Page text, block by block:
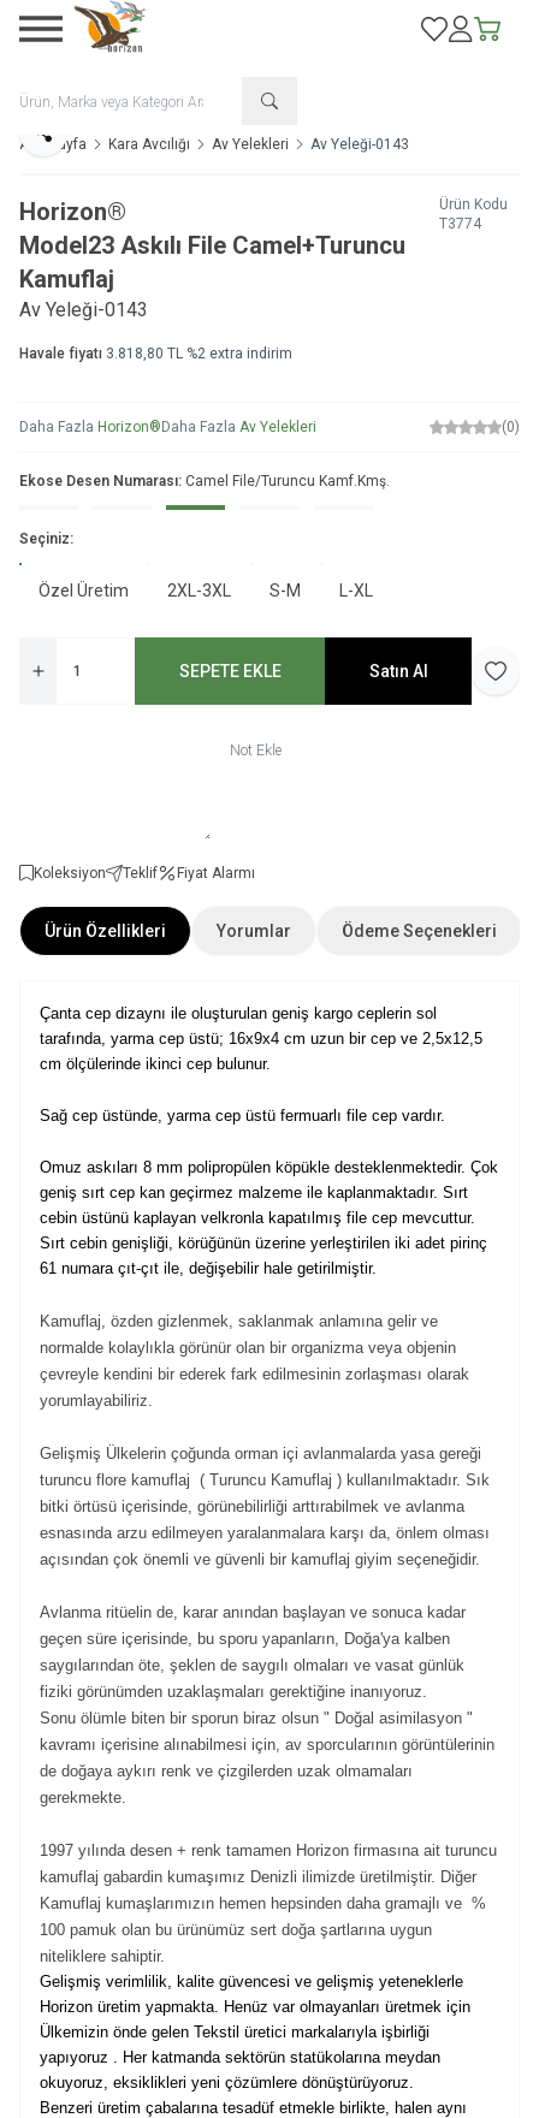
Favorilerim
Hesabım
Sepetim
Ana Sayfa Kara Avcılığı Av Yelekleri Av Yeleği-0143
Paylaş
Horizon®
Model23 Askılı File Camel+Turuncu
Kamuflaj
Av Yeleği-0143
Ürün Kodu
T3774
Havale fiyatı 3.818,80 TL %2 extra indirim
Daha Fazla Horizon® Daha Fazla Av Yelekleri (0)
Ekose Desen Numarası: Camel File/Turuncu Kamf.Kmş.
Seçiniz:
Özel Üretim 2XL-3XL S-M L-XL
SEPETE EKLE Satın Al
Not Ekle
Koleksiyon Teklif Fiyat Alarmı
Ürün Özellikleri Yorumlar Ödeme Seçenekleri
Çanta cep dizaynı ile oluşturulan geniş kargo ceplerin sol
tarafında, yarma cep üstü; 16x9x4 cm uzun bir cep ve 2,5x12,5
cm ölçülerinde ikinci cep bulunur.
Sağ cep üstünde, yarma cep üstü fermuarlı file cep vardır.
Omuz askıları 8 mm polipropülen köpükle desteklenmektedir. Çok
geniş sırt cep kan geçirmez malzeme ile kaplanmaktadır. Sırt
cebin üstünü kaplayan velkronla kapatılmış file cep mevcuttur.
Sırt cebin genişliği, körüğünün üzerine yerleştirilen iki adet pirinç
61 numara çıt-çıt ile, değişebilir hale getirilmiştir.
Kamuflaj, özden gizlenmek, saklanmak anlamına gelir ve
normalde kolaylıkla görünür olan bir organizma veya objenin
çevreyle kendini bir ederek fark edilmesinin zorlaşması olarak
yorumlayabiliriz.
Gelişmiş Ülkelerin çoğunda orman içi avlanmalarda yasa gereği
turuncu flore kamuflaj ( Turuncu Kamuflaj ) kullanılmaktadır. Sık
bitki örtüsü içerisinde, görünebilirliği arttırabilmek ve avlanma
esnasında arzu edilmeyen yaralanmalara karşı da, önlem olması
açısından çok önemli ve güvenli bir kamuflaj giyim seçeneğidir.
Avlanma ritüelin de, karar anından başlayan ve sonuca kadar
geçen süre içerisinde, bu sporu yapanların, Doğa'ya kalben
saygılarından öte, şeklen de saygılı olmaları ve vasat günlük
fiziki görünümden uzaklaşmaları gerektiğine inanıyoruz.
Sonu ölümle biten bir sporun biraz olsun " Doğal asimilasyon "
kavramı içerisine alınabilmesi için, av sporcularının görüntülerinin
de doğaya aykırı renk ve çizgilerden uzak olmamaları
gerekmekte.
1997 yılında desen + renk tamamen Horizon firmasına ait turuncu
kamuflaj gabardin kumaşımız Denizli ilimizde üretilmiştir. Diğer
Kamuflaj kumaşlarımızın hemen hepsinden daha gramajlı ve %
100 pamuk olan bu ürünümüz sert doğa şartlarına uygun
niteliklere sahiptir.
Gelişmiş verimlilik, kalite güvencesi ve gelişmiş yeteneklerle
Horizon üretim yapmakta. Henüz var olmayanları üretmek için
Ülkemizin önde gelen Tekstil üretici markalarıyla işbirliği
yapıyoruz . Her katmanda sektörün statükolarına meydan
okuyoruz, eksiklikleri yeni çözümlere dönüştürüyoruz.
Benzeri üretim çabalarına tesadüf etmekle birlikte, halen aynı